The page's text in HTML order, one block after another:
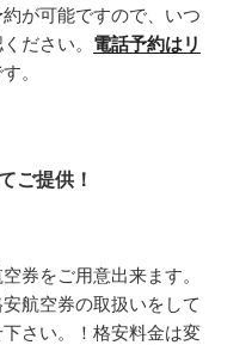
が可能ですので、いつ
ださい。 電話予約はリ
。
ご提供！
券をご用意出来ます。
航空券の取扱いをして
さい。！格安料金は変